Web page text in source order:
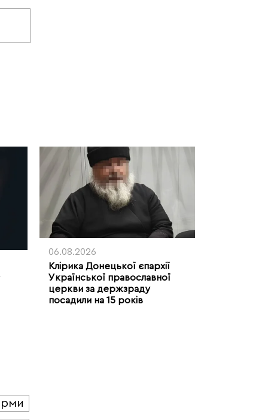
06.08.2026
Клірика Донецької єпархії
Української православної
церкви за держзраду
посадили на 15 років